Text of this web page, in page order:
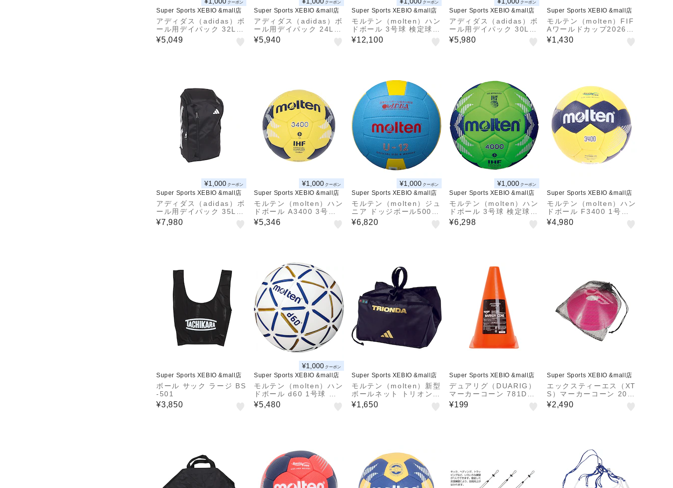
クーポン
Super Sports XEBIO &mall店
アディダス（adidas）ボ
ール用デイパック 32L A
DP41BKSL
¥5,049
クーポン
Super Sports XEBIO &mall店
アディダス（adidas）ボ
ール用デイパック 24L A
DP43BKB
¥5,940
クーポン
Super Sports XEBIO &mall店
モルテン（molten）ハン
ドボール 3号球 検定球 A
5000 H3A5000-YB
¥12,100
クーポン
Super Sports XEBIO &mall店
アディダス（adidas）ボ
ール用デイパック 30L A
DP44BK
¥5,980
Super Sports XEBIO &mall店
モルテン（molten）FIF
Aワールドカップ2026
公式試合球 トリオンダ
フットスキル AMSFSTR
¥1,430
¥1,000 クーポン
Super Sports XEBIO &mall店
アディダス（adidas）ボ
ール用デイパック 35L A
DP47BK
¥7,980
¥1,000 クーポン
Super Sports XEBIO &mall店
モルテン（molten）ハン
ドボール A3400 3号球
H3A3400-YN
¥5,346
¥1,000 クーポン
Super Sports XEBIO &mall店
モルテン（molten）ジュ
ニア ドッジボール5000
軽量 D3C5000-L 検定球
自主練
¥6,820
¥1,000 クーポン
Super Sports XEBIO &mall店
モルテン（molten）ハン
ドボール 3号球 検定球 A
4000 H3A4000-GB
¥6,298
Super Sports XEBIO &mall店
モルテン（molten）ハン
ドボール F3400 1号球
H1F3400-YN 小学生男
子・中学生女子 屋外
¥4,980
Super Sports XEBIO &mall店
ボール サック ラージ BS
-501
¥3,850
¥1,000 クーポン
Super Sports XEBIO &mall店
モルテン（molten）ハン
ドボール d60 1号球 小
学生男子・中学生女子 H
1D4000-BW
¥5,480
Super Sports XEBIO &mall店
モルテン（molten）新型
ボールネット トリオンダ
ABN05TR
¥1,650
Super Sports XEBIO &mall店
デュアリグ（DUARIG）
マーカーコーン 781D2Z
K8633 ORG
¥199
Super Sports XEBIO &mall店
エックスティーエス（XT
S）マーカーコーン 20個
入り ディスク型 収納袋
付き 781G0ZK9705 PN
¥2,490